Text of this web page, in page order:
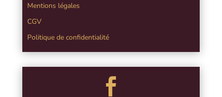
Mentions légales
CGV
Politique de confidentialité
